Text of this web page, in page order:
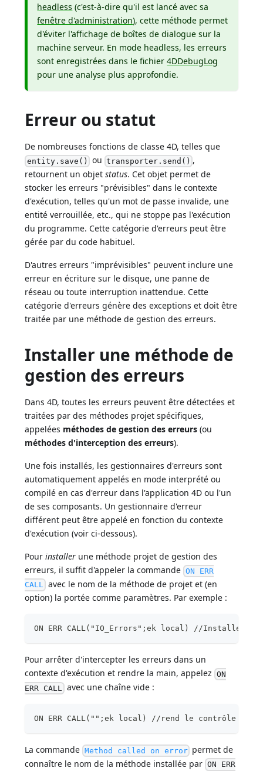
headless (c'est-à-dire qu'il est lancé avec sa
fenêtre d'administration), cette méthode permet
d'éviter l'affichage de boîtes de dialogue sur la
machine serveur. En mode headless, les erreurs
sont enregistrées dans le fichier4DDebugLog
pour une analyse plus approfondie.
Erreur ou statut
De nombreuses fonctions de classe 4D, telles que
entity.save() ou transporter.send() ,
retournent un objetstatus. Cet objet permet de
stocker les erreurs "prévisibles" dans le contexte
d'exécution, telles qu'un mot de passe invalide, une
entité verrouillée, etc., qui ne stoppe pas l'exécution
du programme. Cette catégorie d'erreurs peut être
gérée par du code habituel.
D'autres erreurs "imprévisibles" peuvent inclure une
erreur en écriture sur le disque, une panne de
réseau ou toute interruption inattendue. Cette
catégorie d'erreurs génère des exceptions et doit être
traitée par une méthode de gestion des erreurs.
Installer une méthode de
gestion des erreurs
Dans 4D, toutes les erreurs peuvent être détectées et
traitées par des méthodes projet spécifiques,
appelées méthodes de gestion des erreurs (ou
méthodes d'interception des erreurs).
Une fois installés, les gestionnaires d'erreurs sont
automatiquement appelés en mode interprété ou
compilé en cas d'erreur dans l'application 4D ou l'un
de ses composants. Un gestionnaire d'erreur
différent peut être appelé en fonction du contexte
d'exécution (voir ci-dessous).
Pourinstaller une méthode projet de gestion des
erreurs, il suffit d'appeler la commande ON ERR
CALL avec le nom de la méthode de projet et (en
option) la portée comme paramètres. Par exemple :
ON ERR CALL("IO_Errors";ek local) //Installe
Pour arrêter d'intercepter les erreurs dans un
contexte d'exécution et rendre la main, appelez ON
ERR CALL avec une chaîne vide :
ON ERR CALL("";ek local) //rend le contrôle au
La commande Method called on error permet de
connaître le nom de la méthode installée par ON ERR